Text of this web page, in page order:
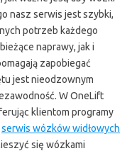
nasz serwis jest szybki,
potrzeb każdego
naprawy, jak i
zapobiegać
jest nieodzownym
W OneLift
klientom programy
serwis wózków widłowych
się wózkami